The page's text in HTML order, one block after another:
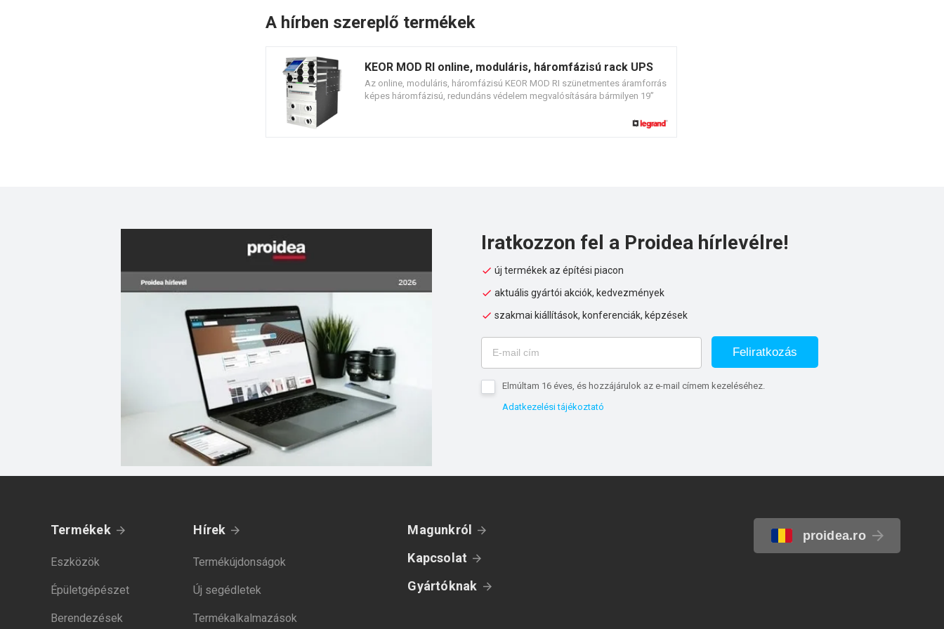
A hírben szereplő termékek
KEOR MOD RI online, moduláris, háromfázisú rack UPS
Az online, moduláris, háromfázisú KEOR MOD RI szünetmentes áramforrás
képes háromfázisú, redundáns védelem megvalósítására bármilyen 19”
Iratkozzon fel a Proidea hírlevélre!
új termékek az építési piacon
aktuális gyártói akciók, kedvezmények
szakmai kiállítások, konferenciák, képzések
Feliratkozás
Elmúltam 16 éves, és hozzájárulok az e-mail címem kezeléséhez.
Adatkezelési tájékoztató
Termékek
Eszközök
Épületgépészet
Berendezések
Hírek
Termékújdonságok
Új segédletek
Termékalkalmazások
Magunkról
Kapcsolat
Gyártóknak
proidea.ro